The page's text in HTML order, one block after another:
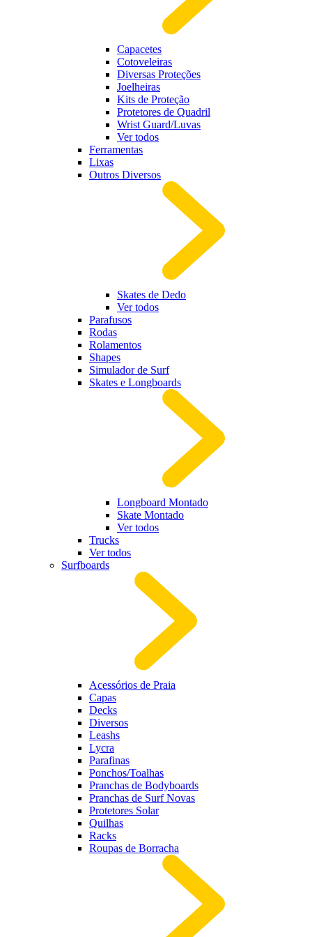
Capacetes
Cotoveleiras
Diversas Proteções
Joelheiras
Kits de Proteção
Protetores de Quadril
Wrist Guard/Luvas
Ver todos
Ferramentas
Lixas
Outros Diversos
Skates de Dedo
Ver todos
Parafusos
Rodas
Rolamentos
Shapes
Simulador de Surf
Skates e Longboards
Longboard Montado
Skate Montado
Ver todos
Trucks
Ver todos
Surfboards
Acessórios de Praia
Capas
Decks
Diversos
Leashs
Lycra
Parafinas
Ponchos/Toalhas
Pranchas de Bodyboards
Pranchas de Surf Novas
Protetores Solar
Quilhas
Racks
Roupas de Borracha